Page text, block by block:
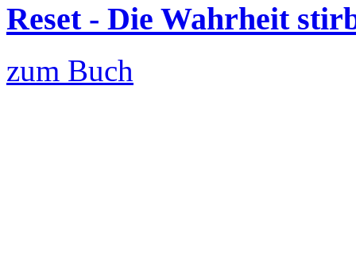
Reset - Die Wahrheit
zum Buch